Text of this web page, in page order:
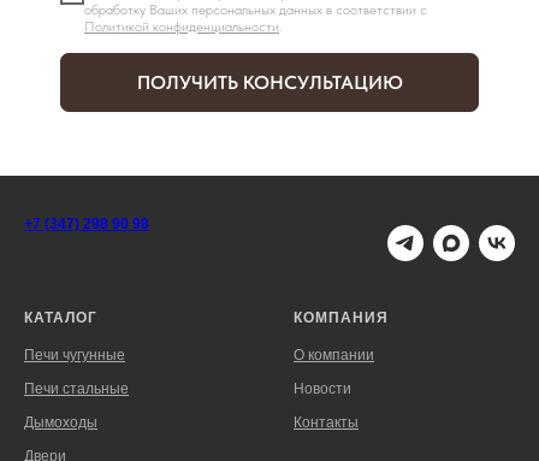
обработку Ваших персональных данных в соответствии с
Политикой конфиденциальности
ПОЛУЧИТЬ КОНСУЛЬТАЦИЮ
+7 (347) 298 90 98
КАТАЛОГ
Печи чугунные
Печи стальные
Дымоходы
Двери
КОМПАНИЯ
О компании
Новости
Контакты